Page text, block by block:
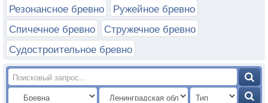
Резонансное бревно
Ружейное бревно
Спичечное бревно
Стружечное бревно
Судостроительное бревно